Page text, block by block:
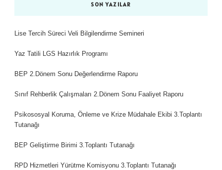
SON YAZILAR
Lise Tercih Süreci Veli Bilgilendirme Semineri
Yaz Tatili LGS Hazırlık Programı
BEP 2.Dönem Sonu Değerlendirme Raporu
Sınıf Rehberlik Çalışmaları 2.Dönem Sonu Faaliyet Raporu
Psikososyal Koruma, Önleme ve Krize Müdahale Ekibi 3.Toplantı
Tutanağı
BEP Geliştirme Birimi 3.Toplantı Tutanağı
RPD Hizmetleri Yürütme Komisyonu 3.Toplantı Tutanağı